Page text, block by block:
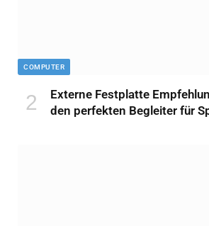
COMPUTER
Externe Festplatte
den perfekten Begleiter für